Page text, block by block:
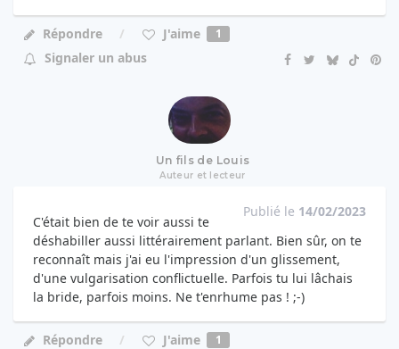
Répondre J'aime 1
Signaler un abus
Un fils de Louis
Auteur et lecteur
Publié le 14/02/2023
C'était bien de te voir aussi te
déshabiller aussi littérairement parlant. Bien sûr, on te
reconnaît mais j'ai eu l'impression d'un glissement,
d'une vulgarisation conflictuelle. Parfois tu lui lâchais
la bride, parfois moins. Ne t'enrhume pas ! ;-)
Répondre J'aime 1